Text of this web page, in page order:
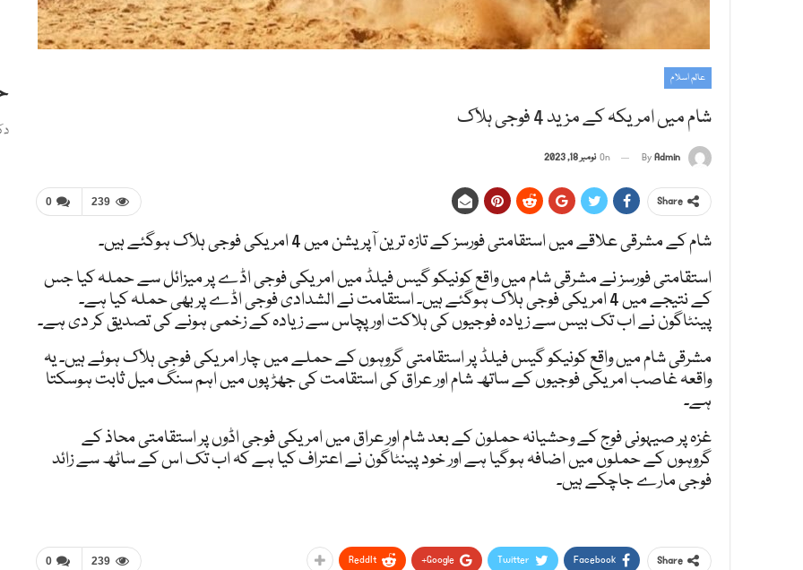
عالم اسلام
شام میں امریکہ کے مزید 4 فوجی ہلاک
ByAdmin
On نومبر 18, 2023
0 239 Share
شام کے مشرقی علاقے میں استقامتی فورسز کے تازہ ترین آپریشن میں 4 امریکی فوجی ہلاک ہوگئے ہیں۔
استقامتی فورسز نے مشرقی شام میں واقع کونیکو گیس فیلڈ میں امریکی فوجی اڈے پر میزائل سے حملہ کیا جس
کے نتیجے میں 4 امریکی فوجی ہلاک ہوگئے ہیں۔ استقامت نے الشدادی فوجی اڈے پر بھی حملہ کیا ہے۔
پینٹاگون نے اب تک بیس سے زیادہ فوجیوں کی ہلاکت اور پچاس سے زیادہ کے زخمی ہونے کی تصدیق کر دی ہے۔
مشرقی شام میں واقع کونیکو گیس فیلڈ پر استقامتی گروہوں کے حملے میں چار امریکی فوجی ہلاک ہوئے ہیں۔ یہ
واقعہ غاصب امریکی فوجیوں کے ساتھ شام اور عراق کی استقامت کی جھڑپوں میں اہم سنگ میل ثابت ہوسکتا
ہے۔
غزہ پر صیہونی فوج کے وحشیانہ حملون کے بعد شام اور عراق میں امریکی فوجی اڈوں پر استقامتی محاذ کے
گروہوں کے حملوں میں اضافہ ہوگیا ہے اور خود پینٹاگون نے اعتراف کیا ہے کہ اب تک اس کے ساٹھ سے زائد
فوجی مارے جاچکے ہیں۔
0 239 Share
Facebook
Twitter
Google+
ReddIt